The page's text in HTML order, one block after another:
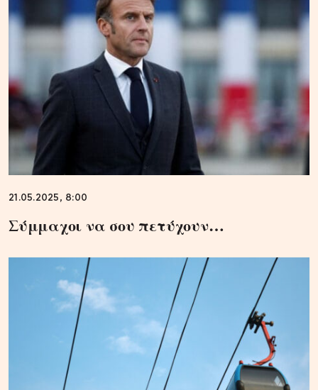
21.05.2025, 8:00
Σύμμαχοι να σου πετύχουν…